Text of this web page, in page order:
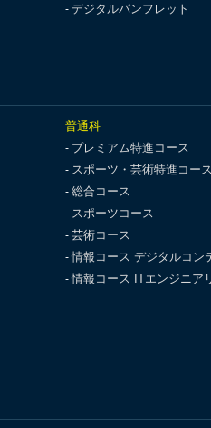
デジタルパンフレット
普通科
プレミアム特進コース
スポーツ・芸術特進コース
総合コース
スポーツコース
芸術コース
情報コース デジタルコン
情報コース ITエンジニア